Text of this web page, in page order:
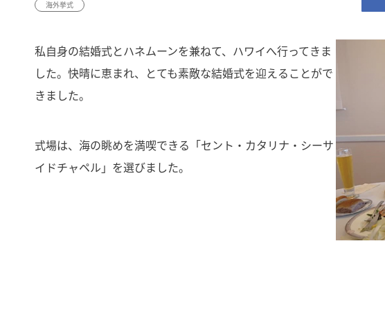
海外挙式
私自身の結婚式とハネムーンを兼ねて、ハワイへ行ってきま
した。快晴に恵まれ、とても素敵な結婚式を迎えることがで
きました。
式場は、海の眺めを満喫できる「セント・カタリナ・シーサ
イドチャペル」を選びました。